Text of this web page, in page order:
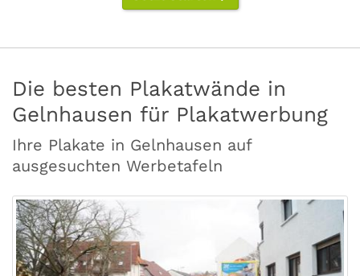
Die besten Plakatwände in
Gelnhausen für Plakatwerbung
Ihre Plakate in Gelnhausen auf
ausgesuchten Werbetafeln